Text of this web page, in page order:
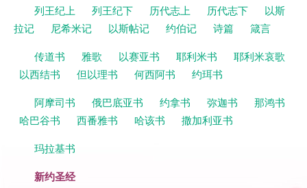
列王纪上
列王纪下 历代志上 历代志下
以斯
拉记
尼希米记 以斯帖记 约伯记 诗篇
箴言
传道书
雅歌 以赛亚书 耶利米书
耶利米哀歌
以西结书
但以理书 何西阿书
约珥书
阿摩司书
俄巴底亚书 约拿书 弥迦书
那鸿书
哈巴谷书
西番雅书 哈该书
撒加利亚书
玛拉基书
新约圣经